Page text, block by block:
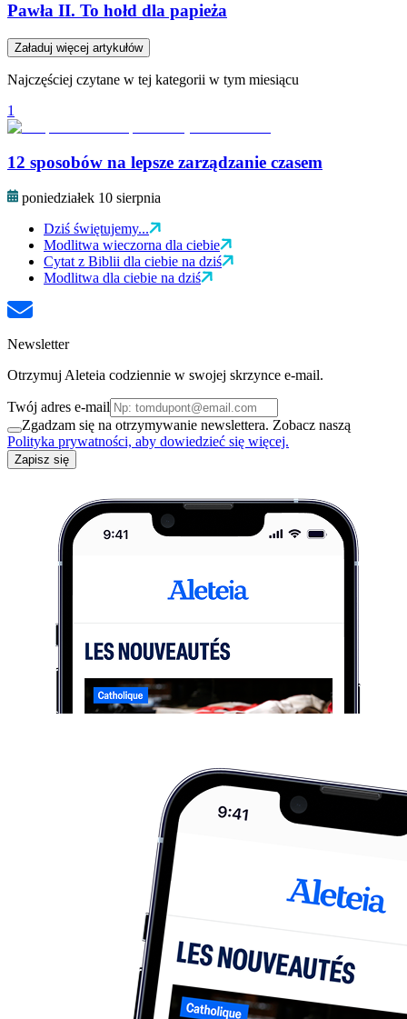
Pawła II. To hołd dla papieża
Załaduj więcej artykułów
Najczęściej czytane w tej kategorii w tym miesiącu
1
12 sposobów na lepsze zarządzanie czasem
poniedziałek 10 sierpnia
Dziś świętujemy...
Modlitwa wieczorna dla ciebie
Cytat z Biblii dla ciebie na dziś
Modlitwa dla ciebie na dziś
Newsletter
Otrzymuj Aleteia codziennie w swojej skrzynce e-mail.
Twój adres e-mail
Zgadzam się na otrzymywanie newslettera. Zobacz naszą
Polityka prywatności, aby dowiedzieć się więcej.
Zapisz się